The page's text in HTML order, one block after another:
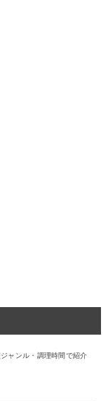
ャンル・調理時間で紹介